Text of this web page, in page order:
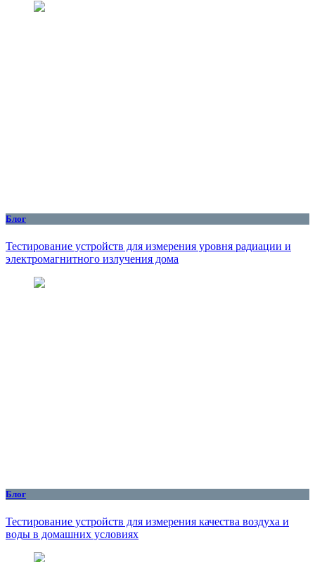
Блог
Тестирование устройств для измерения уровня радиации и
электромагнитного излучения дома
Блог
Тестирование устройств для измерения качества воздуха и
воды в домашних условиях